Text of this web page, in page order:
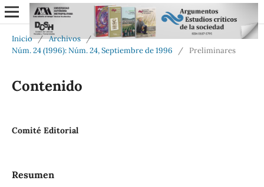
Inicio / Archivos /
Núm. 24 (1996): Núm. 24, Septiembre de 1996
/ Preliminares
Contenido
Comité Editorial
Resumen